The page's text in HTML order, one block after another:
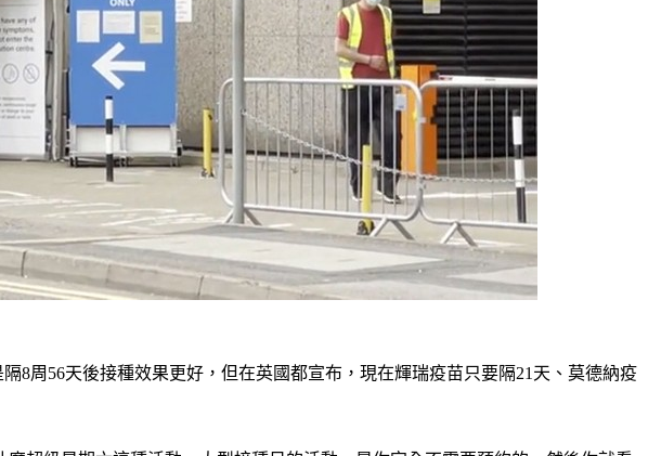
周56天後接種效果更好，但在英國都宣布，現在輝瑞疫苗只要隔21天、莫德納疫